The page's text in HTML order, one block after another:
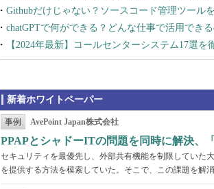
Githubだけじゃない？ソースコード管理ツール
chatGPTで何ができる？どんな仕事で活用でき
【2024年最新】コールセンターシステム17選
新着ホワイトペーパー
事例 AvePoint Japan株式会社
PPAPとシャドーITの問題を同時に解決、
セキュリティを最優先し、外部共有機能を制限していた
を提供する方法を模索していた。そこで、この課題を解